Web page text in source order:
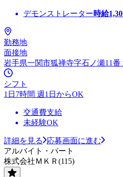
デモンストレーター時給
勤務地
面接地
岩手県一関市狐禅寺字石ノ瀬11番
シフト
1日7時間 週1日からOK
交通費支給
未経験OK
詳細を見る
応募画面に進む
アルバイト・パート
株式会社ＭＫＲ(115)